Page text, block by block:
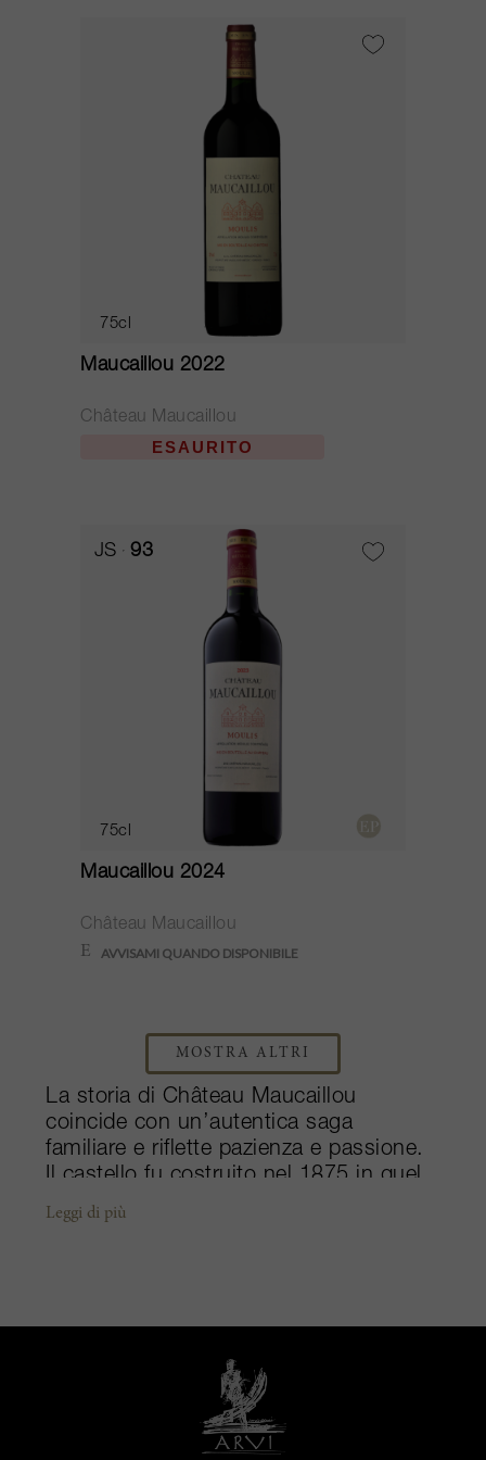
75cl
Maucaillou 2022
Château Maucaillou
ESAURITO
JS 93
75cl
Maucaillou 2024
Château Maucaillou
MOSTRA ALTRI
La storia di Château Maucaillou
coincide con un’autentica saga
familiare e riflette pazienza e passione.
Il castello fu costruito nel 1875 in quel
carico stile barocco molto popolare a
quei tempi ed era circondato da cinque
vita all'espansione dei vigneti,
riuscendo a raggiungere i 20 ettari di
terreni nel 1967. A quel punto la
gestione passò a Philippe, figlio di
Roger, che lungo un periodo di
Leggi di più